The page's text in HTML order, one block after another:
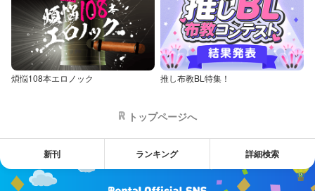
煩悩108本エロノック 推し布教BL特集！
トップページへ
新刊 ランキング 詳細検索